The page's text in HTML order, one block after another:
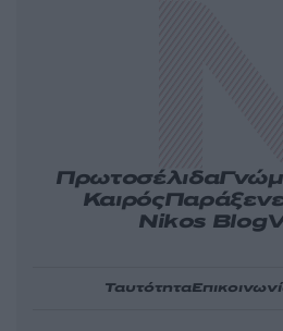
Πρωτοσέλιδα
Καιρός
Nikos Blog
Ταυτότητα